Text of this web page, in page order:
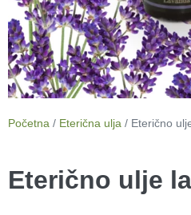
Početna / Eterična ulja / Eterično
Eterično ulje